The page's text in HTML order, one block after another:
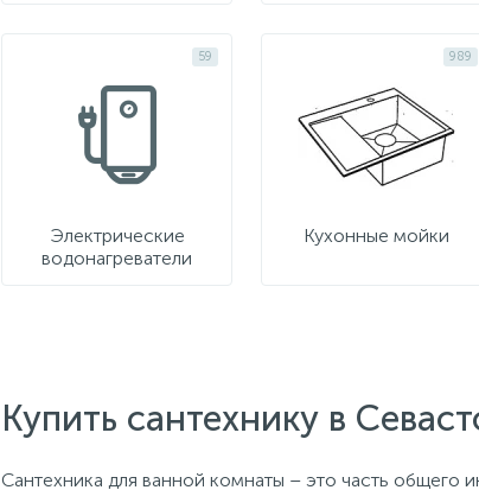
59
Электрические
водонагреватели
989
Кухонные мойки
Купить сантехнику в
Сантехника для ванной комнаты – это часть общего